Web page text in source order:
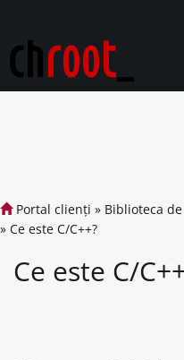
Portal clienți » Biblioteca
» Ce este C/C++?
Ce este C/